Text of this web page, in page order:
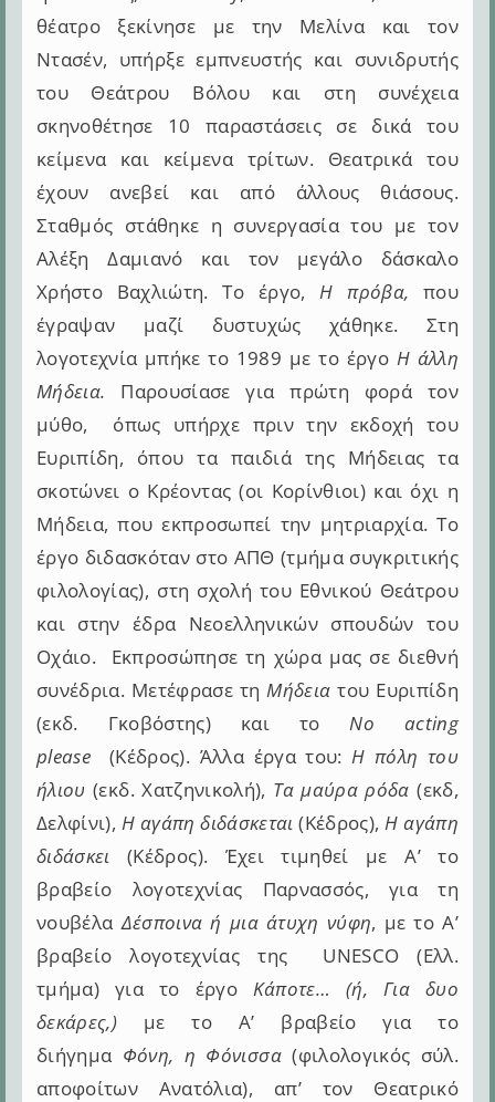
θέατρο ξεκίνησε με την Μελίνα και τον
Ντασέν, υπήρξε εμπνευστής και συνιδρυτής
του Θεάτρου Βόλου και στη συνέχεια
σκηνοθέτησε 10 παραστάσεις σε δικά του
κείμενα και κείμενα τρίτων. Θεατρικά του
έχουν ανεβεί και από άλλους θιάσους.
Σταθμός στάθηκε η συνεργασία του με τον
Αλέξη Δαμιανό και τον μεγάλο δάσκαλο
Χρήστο Βαχλιώτη. Το έργο,Η πρόβα, που
έγραψαν μαζί δυστυχώς χάθηκε. Στη
λογοτεχνία μπήκε το 1989 με το έργο Η άλλη
Μήδεια. Παρουσίασε για πρώτη φορά τον
μύθο, όπως υπήρχε πριν την εκδοχή του
Ευριπίδη, όπου τα παιδιά της Μήδειας τα
σκοτώνει ο Κρέοντας (οι Κορίνθιοι) και όχι η
Μήδεια, που εκπροσωπεί την μητριαρχία. Το
έργο διδασκόταν στο ΑΠΘ (τμήμα συγκριτικής
φιλολογίας), στη σχολή του Εθνικού Θεάτρου
και στην έδρα Νεοελληνικών σπουδών του
Οχάιο. Εκπροσώπησε τη χώρα μας σε διεθνή
συνέδρια. Μετέφρασε τηΜήδειατου Ευριπίδη
(εκδ. Γκοβόστης) και τοNo acting
please(Κέδρος). Άλλα έργα του:Η πόλη του
ήλιου(εκδ. Χατζηνικολή), Τα μαύρα ρόδα(εκδ,
Δελφίνι), Η αγάπη διδάσκεται(Κέδρος),Η αγάπη
διδάσκει (Κέδρος). Έχει τιμηθεί με Α’ το
βραβείο λογοτεχνίας Παρνασσός, για τη
νουβέλαΔέσποινα ή μια άτυχη νύφη, με το Α’
βραβείο λογοτεχνίας της UNESCO (Ελλ.
τμήμα) για το έργο Κάποτε… (ή, Για δυο
δεκάρες,) με το Α’ βραβείο για το
διήγημα Φόνη, η Φόνισσα(φιλολογικός σύλ.
αποφοίτων Ανατόλια), απ’ τον Θεατρικό